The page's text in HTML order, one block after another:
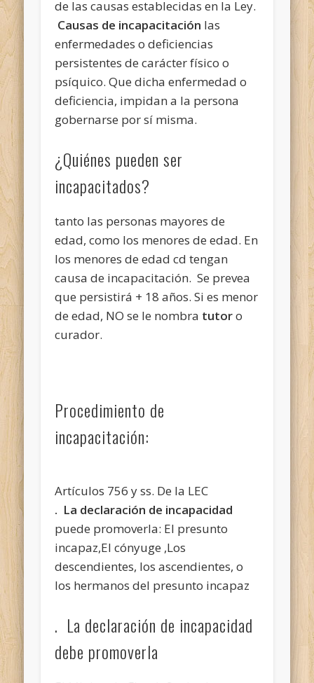
de las causas establecidas en la Ley.
Causas de incapacitación las
enfermedades o deficiencias
persistentes de carácter físico o
psíquico. Que dicha enfermedad o
deficiencia, impidan a la persona
gobernarse por sí misma.
¿Quiénes pueden ser
incapacitados?
tanto las personas mayores de
edad, como los menores de edad. En
los menores de edad cd tengan
causa de incapacitación. Se prevea
que persistirá + 18 años. Si es menor
de edad, NO se le nombra tutoro
curador.
Procedimiento de
incapacitación:
Artículos 756 y ss. De la LEC
. La declaración de incapacidad
puede promoverla: El presunto
incapaz,El cónyuge ,Los
descendientes, los ascendientes, o
los hermanos del presunto incapaz
. La declaración de incapacidad
debe promoverla